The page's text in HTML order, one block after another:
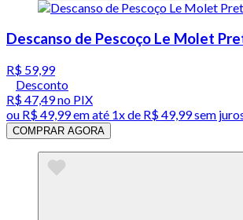
Descanso de Pescoço Le Molet
R$ 59,99
Desconto
R$ 47,49no PIX
ou R$ 49,99em até 1x de R$ 49,99sem
COMPRAR AGORA